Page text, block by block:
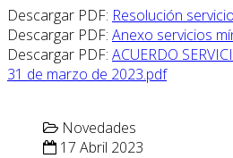
Descargar PDF: Resolución
Descargar PDF: Anexo servicios
Descargar PDF: ACUERDO
31 de marzo de 2023.pdf
Novedades
17 Abril 2023